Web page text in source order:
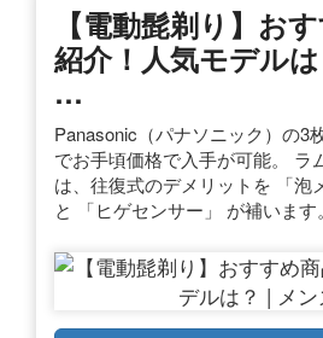
【電動髭剃り】お
紹介！人気モデル
…
Panasonic（パナソニック）の3
でお手頃価格で入手が可能。 ラ
は、往復式のデメリットを 「泡
と 「ヒゲセンサー」 が補います。